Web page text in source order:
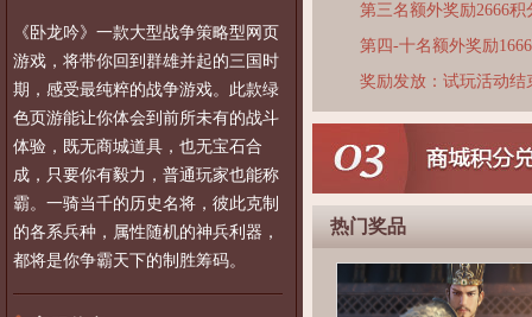
《卧龙吟》一款大型战争策略型网页
游戏，将带你回到群雄并起的三国时
期，感受最纯粹的战争游戏。此款绿
色页游能让你体会到前所未有的战斗
体验，既无商城道具，也无宝石合
成，只要你有毅力，普通玩家也能称
霸。一骑当千的历史名将，彼此克制
的各系兵种，属性随机的神兵利器，
都将是你争霸天下的制胜筹码。
第三名额外奖励2666积
第四-十名额外奖励
奖励发放：试玩活动
热门奖品